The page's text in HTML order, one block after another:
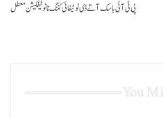
پی ٹی آئی باسک آتے ڈی نوٹیفائی کننگ نا نوٹیفکیشن معطل